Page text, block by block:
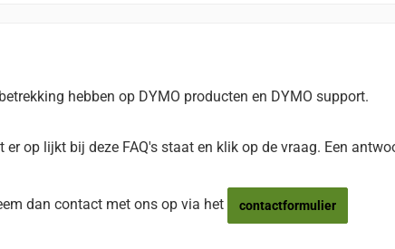
hebben op DYMO producten en DYMO support.
op lijkt bij deze FAQ's staat en klik op de vraag. Een
dan contact met ons op via het contactformulier